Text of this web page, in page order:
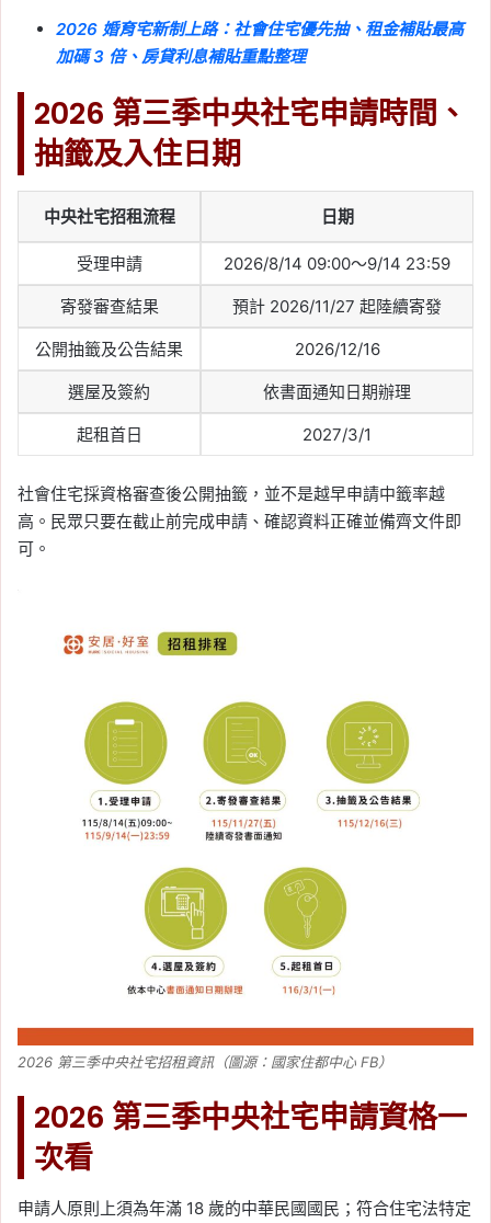
2026 婚育宅新制上路：社會住宅優先抽、租金補貼最高
加碼 3 倍、房貸利息補貼重點整理
2026 第三季中央社宅申請時間、
抽籤及入住日期
中央社宅招租流程 日期
受理申請 2026/8/14 09:00～9/14 23:59
寄發審查結果 預計 2026/11/27 起陸續寄發
公開抽籤及公告結果 2026/12/16
選屋及簽約 依書面通知日期辦理
起租首日 2027/3/1
社會住宅採資格審查後公開抽籤，並不是越早申請中籤率越
高。民眾只要在截止前完成申請、確認資料正確並備齊文件即
可。
2026 第三季中央社宅招租資訊（圖源：國家住都中心 FB）
2026 第三季中央社宅申請資格一
次看
申請人原則上須為年滿 18 歲的中華民國國民；符合住宅法特定